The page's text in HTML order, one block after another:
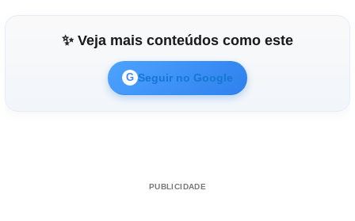
✨ Veja mais conteúdos como este
G Seguir no Google
PUBLICIDADE